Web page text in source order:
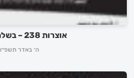
אוצרות 238 – בשלח תשעה
ה׳ באדר תשפ״ו